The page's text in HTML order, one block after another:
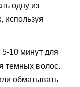
одну из
используя
10 минут для
темных волос.
обматывать